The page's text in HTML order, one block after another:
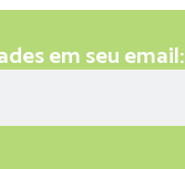
em seu email: